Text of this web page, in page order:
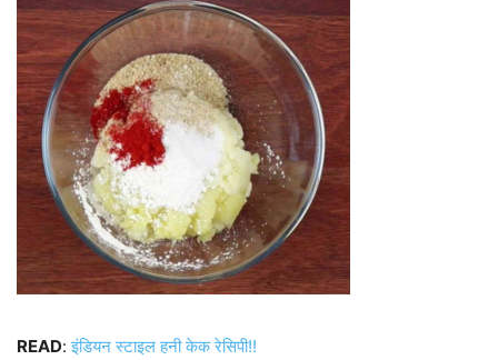
READ:इंडियन स्टाइल हनी केक रेसिपी!!